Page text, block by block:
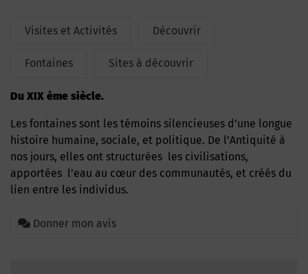
Visites et Activités Découvrir
Fontaines Sites à découvrir
Du XIX ème siècle.
Les fontaines sont les témoins silencieuses d’une longue
histoire humaine, sociale, et politique. De l’Antiquité à
nos jours, elles ont structurées les civilisations,
apportées l’eau au cœur des communautés, et créés du
lien entre les individus.
Donner mon avis